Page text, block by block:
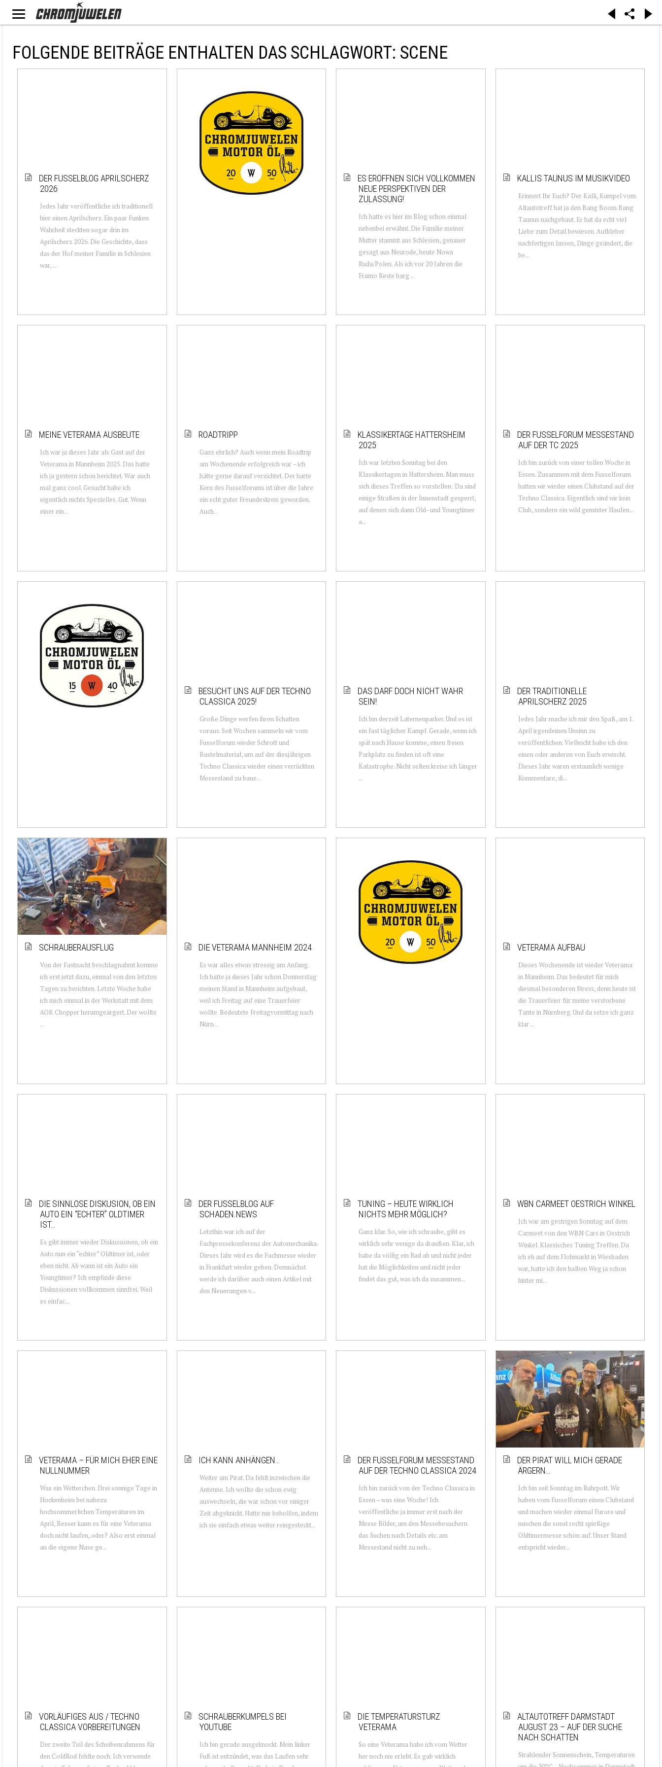
FOLGENDE BEITRÄGE ENTHALTEN DAS SCHLAGWORT: SCENE
DER FUSSELBLOG APRILSCHERZ
2026
Jedes Jahr veröffentliche ich traditionell
hier einen Aprilscherz. Ein paar Funken
Wahrheit steckten sogar drin im
Aprilscherz 2026. Die Geschichte, dass
das der Hof meiner Familie in Schlesien
war, ...
ES ERÖFFNEN SICH VOLLKOMMEN
NEUE PERSPEKTIVEN DER
ZULASSUNG!
Ich hatte es hier im Blog schon einmal
nebenbei erwähnt. Die Familie meiner
Mutter stammt aus Schlesien, genauer
gesagt aus Neurode, heute Nowa
Ruda/Polen. Als ich vor 20 Jahren die
Framo Reste barg ...
KALLIS TAUNUS IM MUSIKVIDEO
Erinnert Ihr Euch? Der Kalli, Kumpel vom
Altautotreff hat ja den Bang Boom Bang
Taunus nachgebaut. Er hat da echt viel
Liebe zum Detail bewiesen. Aufkleber
nachfertigen lassen, Dinge geändert, die
be...
MEINE VETERAMA AUSBEUTE
Ich war ja dieses Jahr als Gast auf der
Veterama in Mannheim 2025. Das hatte
ich ja gestern schon berichtet. War auch
mal ganz cool. Gesucht habe ich
eigentlich nichts Spezielles. Gut. Wenn
einer ein...
ROADTRIPP
Ganz ehrlich? Auch wenn mein Roadtrip
am Wochenende erfolgreich war – ich
hätte gerne darauf verzichtet. Der harte
Kern des Fusselforums ist über die Jahre
ein echt guter Freundeskreis geworden.
Auch...
KLASSIKERTAGE HATTERSHEIM
2025
Ich war letzten Sonntag bei den
Klassikertagen in Hattersheim. Man muss
sich dieses Treffen so vorstellen: Da sind
einige Straßen in der Innenstadt gesperrt,
auf denen sich dann Old- und Youngtimer
a...
DER FUSSELFORUM MESSESTAND
AUF DER TC 2025
Ich bin zurück von einer tollen Woche in
Essen. Zusammen mit dem Fusselforum
hatten wir wieder einen Clubstand auf der
Techno Classica. Eigentlich sind wir kein
Club, sondern ein wild gemixter Haufen...
BESUCHT UNS AUF DER TECHNO
CLASSICA 2025!
Große Dinge werfen ihren Schatten
voraus. Seit Wochen sammeln wir vom
Fusselforum wieder Schrott und
Bastelmaterial, um auf der diesjährigen
Techno Classica wieder einen verrückten
Messestand zu baue...
DAS DARF DOCH NICHT WAHR
SEIN!
Ich bin derzeit Laternenparker. Und es ist
ein fast täglicher Kampf. Gerade, wenn ich
spät nach Hause komme, einen freien
Parkplatz zu finden ist oft eine
Katastrophe. Nicht selten kreise ich länger
...
DER TRADITIONELLE
APRILSCHERZ 2025
Jedes Jahr mache ich mir den Spaß, am 1.
April irgendeinen Unsinn zu
veröffentlichen. Vielleicht habe ich den
einen oder anderen von Euch erwischt.
Dieses Jahr waren erstaunlich wenige
Kommentare, di...
SCHRAUBERAUSFLUG
Von der Fastnacht beschlagnahmt komme
ich erst jetzt dazu, einmal von den letzten
Tagen zu berichten. Letzte Woche habe
ich mich einmal in der Werkstatt mit dem
AOK Chopper herumgeärgert. Der wollte
...
DIE VETERAMA MANNHEIM 2024
Es war alles etwas stressig am Anfang.
Ich hatte ja dieses Jahr schon Donnerstag
meinen Stand in Mannheim aufgebaut,
weil ich Freitag auf eine Trauerfeier
wollte. Bedeutete Freitagvormittag nach
Nürn...
VETERAMA AUFBAU
Dieses Wochenende ist wieder Veterama
in Mannheim. Das bedeutet für mich
diesmal besonderen Stress, denn heute ist
die Trauerfeier für meine verstorbene
Tante in Nürnberg. Und da setze ich ganz
klar ...
DIE SINNLOSE DISKUSION, OB EIN
AUTO EIN “ECHTER” OLDTIMER
IST…
Es gibt immer wieder Diskussionen, ob ein
Auto nun ein “echter” Oldtimer ist, oder
eben nicht. Ab wann ist ein Auto ein
Youngtimer? Ich empfinde diese
Diskussionen vollkommen sinnfrei. Weil
es einfac...
DER FUSSELBLOG AUF
SCHADEN.NEWS
Letzthin war ich auf der
Fachpressekonferenz der Automechanika.
Dieses Jahr wird es die Fachmesse wieder
in Frankfurt wieder geben. Demnächst
werde ich darüber auch einen Artikel mit
den Neuerungen v...
TUNING – HEUTE WIRKLICH
NICHTS MEHR MÖGLICH?
Ganz klar. So, wie ich schraube, gibt es
wirklich sehr wenige da draußen. Klar, ich
habe da völlig ein Rad ab und nicht jeder
hat die Möglichkeiten und nicht jeder
findet das gut, was ich da zusammen...
WBN CARMEET OESTRICH WINKEL
Ich war am gestrigen Sonntag auf dem
Carmeet von den WBN Cars in Oestrich
Winkel. Klassisches Tuning Treffen. Da
ich eh auf dem Flohmarkt in Wiesbaden
war, hatte ich den halben Weg ja schon
hinter mi...
VETERAMA – FÜR MICH EHER EINE
NULLNUMMER
Was ein Wetterchen. Drei sonnige Tage in
Hockenheim bei nahezu
hochsommerlichen Temperaturen im
April, Besser kann es für eine Veterama
doch nicht laufen, oder? Also erst einmal
an die eigene Nase ge...
ICH KANN ANHÄNGEN…
Weiter am Pirat. Da fehlt inzwischen die
Antenne. Ich wollte die schon ewig
auswechseln, die war schon vor einiger
Zeit abgeknickt. Hatte mir beholfen, indem
ich sie einfach etwas weiter reingesteckt...
DER FUSSELFORUM MESSESTAND
AUF DER TECHNO CLASSICA 2024
Ich bin zurück von der Techno Classica in
Essen – was eine Woche! Ich
veröffentliche ja immer erst nach der
Messe Bilder, um den Messebesuchern
das Suchen nach Details etc. am
Messestand nicht zu neh...
DER PIRAT WILL MICH GERADE
ÄRGERN…
Ich bin seit Sonntag im Ruhrpott. Wir
haben vom Fusselforum einen Clubstand
und machen wieder einmal Furore und
mischen die sonst recht spießige
Oldtimermesse schön auf. Unser Stand
entspricht wieder...
VORLÄUFIGES AUS / TECHNO
CLASSICA VORBEREITUNGEN
Der zweite Teil des Scheibenrahmens für
den ColdRod fehlte noch. Ich verwende
SCHRAUBERKUMPELS BEI
YOUTUBE
Ich bin gerade ausgeknockt. Mein linker
Fuß ist entzündet, was das Laufen sehr
DIE TEMPERATURSTURZ
VETERAMA
So eine Veterama habe ich vom Wetter
her noch nie erlebt. Es gab wirklich
ALTAUTOTREFF DARMSTADT
AUGUST 23 – AUF DER SUCHE
NACH SCHATTEN
Strahlender Sonnenschein, Temperaturen